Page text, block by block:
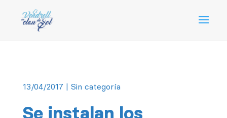
13/04/2017 | Sin categoría
Se instalan los